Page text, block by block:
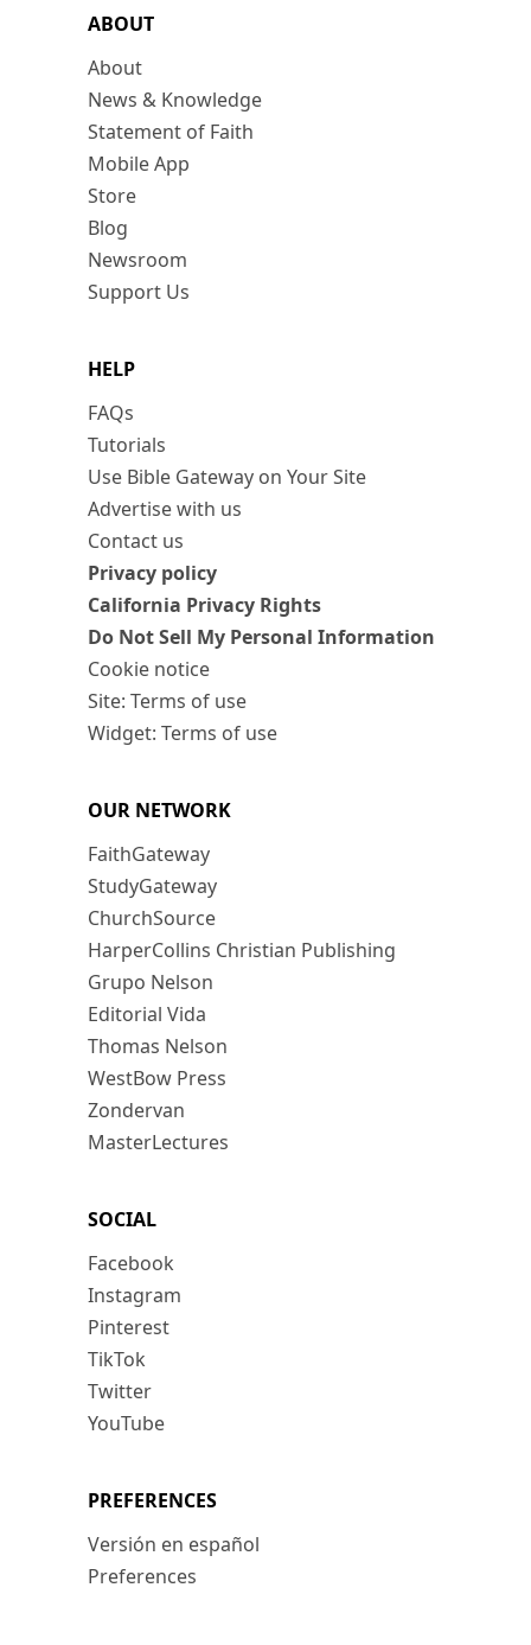
ABOUT
About
News & Knowledge
Statement of Faith
Mobile App
Store
Blog
Newsroom
Support Us
HELP
FAQs
Tutorials
Use Bible Gateway on Your Site
Advertise with us
Contact us
Privacy policy
California Privacy Rights
Do Not Sell My Personal Information
Cookie notice
Site: Terms of use
Widget: Terms of use
OUR NETWORK
FaithGateway
StudyGateway
ChurchSource
HarperCollins Christian Publishing
Grupo Nelson
Editorial Vida
Thomas Nelson
WestBow Press
Zondervan
MasterLectures
SOCIAL
Facebook
Instagram
Pinterest
TikTok
Twitter
YouTube
PREFERENCES
Versión en español
Preferences